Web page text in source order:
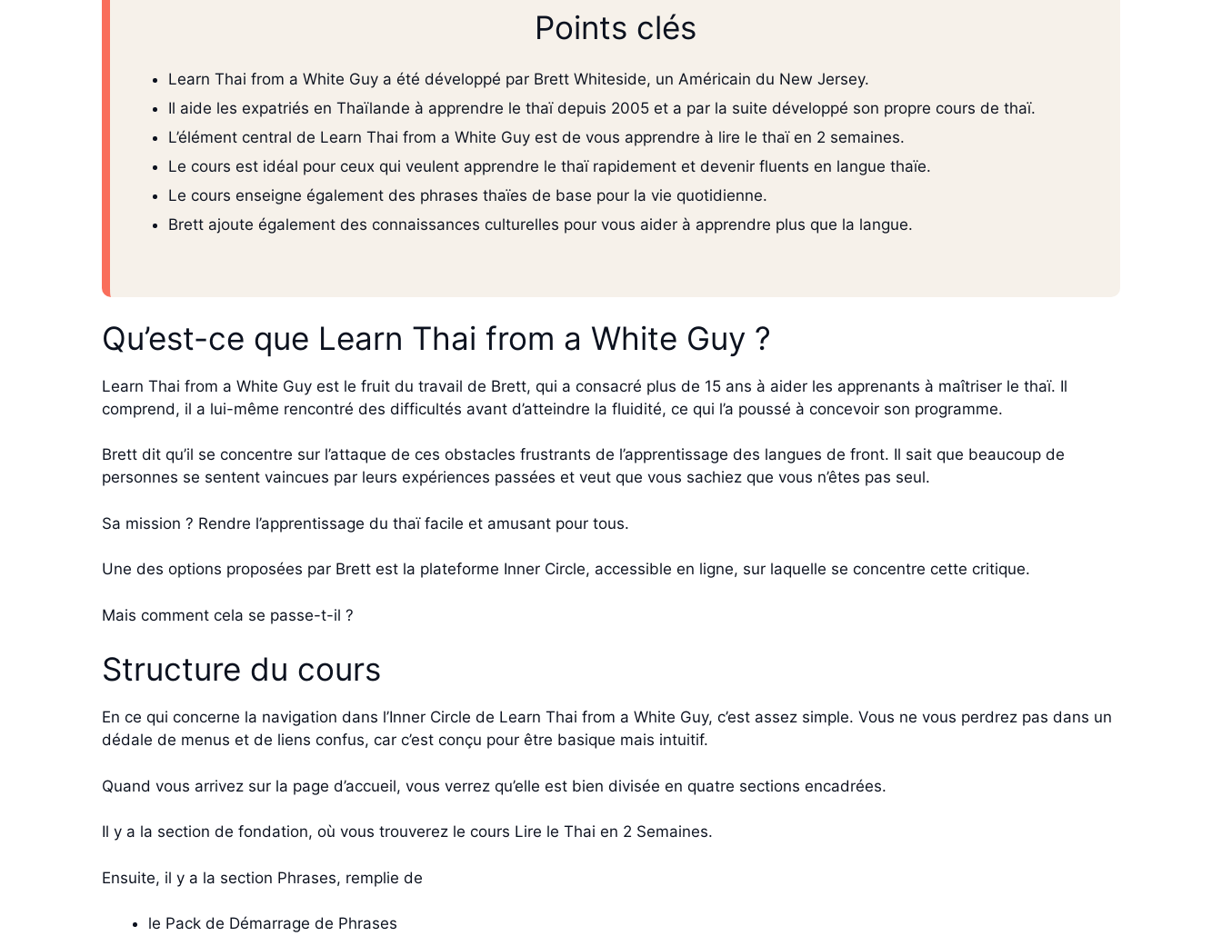
Points clés
Learn Thai from a White Guy a été développé par Brett Whiteside, un Américain du New Jersey.
Il aide les expatriés en Thaïlande à apprendre le thaï depuis 2005 et a par la suite développé son propre cours de thaï.
L’élément central de Learn Thai from a White Guy est de vous apprendre à lire le thaï en 2 semaines.
Le cours est idéal pour ceux qui veulent apprendre le thaï rapidement et devenir fluents en langue thaïe.
Le cours enseigne également des phrases thaïes de base pour la vie quotidienne.
Brett ajoute également des connaissances culturelles pour vous aider à apprendre plus que la langue.
Qu’est-ce que Learn Thai from a White Guy ?
Learn Thai from a White Guy est le fruit du travail de Brett, qui a consacré plus de 15 ans à aider les apprenants à maîtriser le thaï. Il
comprend, il a lui-même rencontré des difficultés avant d’atteindre la fluidité, ce qui l’a poussé à concevoir son programme.
Brett dit qu’il se concentre sur l’attaque de ces obstacles frustrants de l’apprentissage des langues de front. Il sait que beaucoup de
personnes se sentent vaincues par leurs expériences passées et veut que vous sachiez que vous n’êtes pas seul.
Sa mission ? Rendre l’apprentissage du thaï facile et amusant pour tous.
Une des options proposées par Brett est la plateforme Inner Circle, accessible en ligne, sur laquelle se concentre cette critique.
Mais comment cela se passe-t-il ?
Structure du cours
En ce qui concerne la navigation dans l’Inner Circle de Learn Thai from a White Guy, c’est assez simple. Vous ne vous perdrez pas dans un
dédale de menus et de liens confus, car c’est conçu pour être basique mais intuitif.
Quand vous arrivez sur la page d’accueil, vous verrez qu’elle est bien divisée en quatre sections encadrées.
Il y a la section de fondation, où vous trouverez le cours Lire le Thai en 2 Semaines.
Ensuite, il y a la section Phrases, remplie de
le Pack de Démarrage de Phrases